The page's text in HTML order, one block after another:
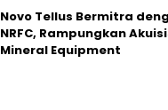
Novo Tellus Bermitra
NRFC, Rampungkan
Mineral Equipment